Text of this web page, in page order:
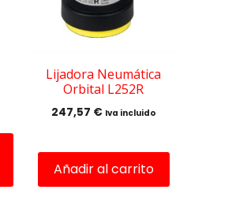
Lijadora Neumática
Orbital L252R
247,57 € Iva incluido
Añadir al carrito